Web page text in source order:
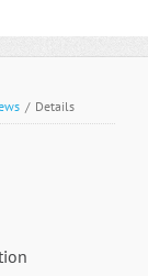
/ Details